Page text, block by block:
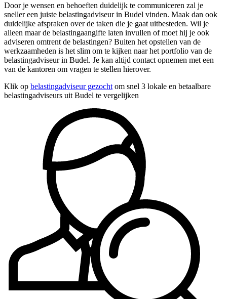
Door je wensen en behoeften duidelijk te communiceren zal je
sneller een juiste belastingadviseur in Budel vinden. Maak dan ook
duidelijke afspraken over de taken die je gaat uitbesteden. Wil je
alleen maar de belastingaangifte laten invullen of moet hij je ook
adviseren omtrent de belastingen? Buiten het opstellen van de
werkzaamheden is het slim om te kijken naar het portfolio van de
belastingadviseur in Budel. Je kan altijd contact opnemen met een
van de kantoren om vragen te stellen hierover.
Klik op belastingadviseur gezocht om snel 3 lokale en betaalbare
belastingadviseurs uit Budel te vergelijken